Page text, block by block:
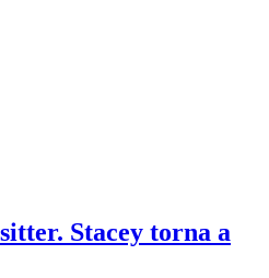
Stacey torna a